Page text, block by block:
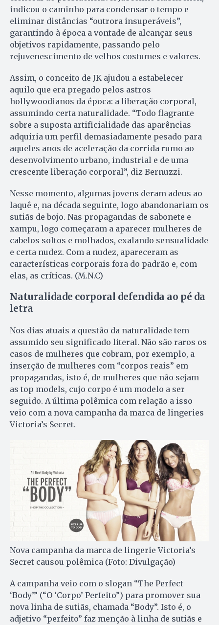
indicou o caminho para condensar o tempo e
eliminar distâncias “outrora insuperáveis”,
garantindo à época a vontade de alcançar seus
objetivos rapidamente, passando pelo
rejuvenescimento de velhos costumes e valores.
Assim, o conceito de JK ajudou a estabelecer
aquilo que era pregado pelos astros
hollywoodianos da época: a liberação corporal,
assumindo certa naturalidade. “Todo flagrante
sobre a suposta artificialidade das aparências
adquiria um perfil demasiadamente pesado para
aqueles anos de aceleração da corrida rumo ao
desenvolvimento ur­bano, industrial e de uma
crescente liberação corporal”, diz Bernuzzi.
Nesse momento, algumas jovens deram adeus ao
laquê e, na década seguinte, logo abandonariam os
sutiãs de bojo. Nas propagandas de sabonete e
xampu, logo começaram a aparecer mulheres de
cabelos soltos e molhados, exalando sensualidade
e certa nudez. Com a nudez, apareceram as
características corporais fora do padrão e, com
elas, as críticas. (M.N.C)
Naturalidade corporal defendida ao pé da
letra
Nos dias atuais a questão da naturalidade tem
assumido seu significado literal. Não são raros os
casos de mulheres que cobram, por exemplo, a
inserção de mulheres com “corpos reais” em
propagandas, isto é, de mulheres que não sejam
as top models, cujo corpo é um modelo a ser
seguido. A última polêmica com relação a isso
veio com a nova campanha da marca de lingeries
Victoria’s Secret.
Nova campanha da marca de lingerie Victoria’s
Secret causou polêmica (Foto: Divulgação)
A campanha veio com o slogan “The Perfect
‘Body’” (“O ‘Corpo’ Perfeito”) para promover sua
nova linha de sutiãs, chamada “Body”. Isto é, o
adjetivo “perfeito” faz menção à linha de sutiãs e